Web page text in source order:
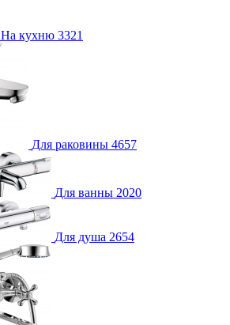
На кухню 3321
Для раковины 4657
Для ванны 2020
Для душа 2654